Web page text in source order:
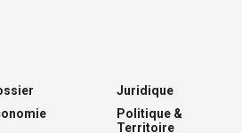
Juridique
Politique &
Territoire